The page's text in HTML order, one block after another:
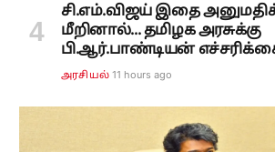
சி.எம்.விஜய் இதை
மீறினால்... தமிழக அரசுக்கு
பி.ஆர்.பாண்டியன்
அரசியல் 11 hours ago